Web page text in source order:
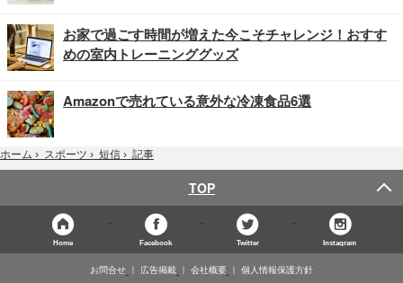
お家で過ごす時間が増えた今こそチャレンジ！おすす
めの室内トレーニンググッズ
Amazonで売れている意外な冷凍食品6選
ホーム › スポーツ › 短信 › 記事
TOP
Home Facebook Twitter Instagram
お問合せ 広告掲載 会社概要 個人情報保護方針